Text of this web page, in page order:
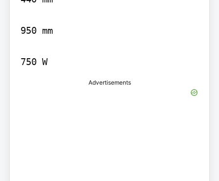
950 mm
750 W
Advertisements